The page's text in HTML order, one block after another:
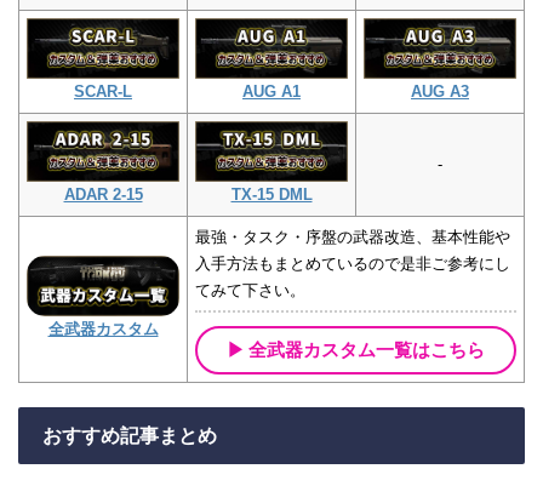
SCAR-L AUG A1 AUG A3
ADAR 2-15 TX-15 DML
-
全武器カスタム
最強・タスク・序盤の武器改造、基本性能や
入手方法もまとめているので是非ご参考にし
てみて下さい。
全武器カスタム一覧はこちら
おすすめ記事まとめ